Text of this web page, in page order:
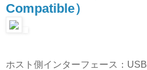
Compatible）
ホスト側インターフェース：